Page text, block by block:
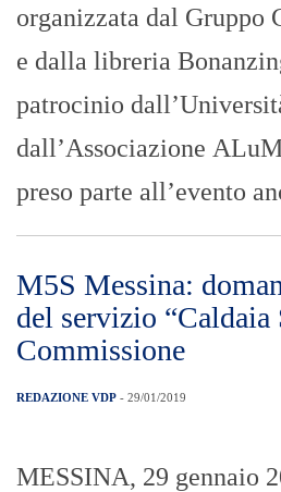
organizzata dal Gruppo
e dalla libreria
patrocinio
dall’Associazione
preso parte all’evento
M5S Messina:
del servizio
Commissione
REDAZIONE VDP - 29/01/2019
MESSINA, 29 gennaio